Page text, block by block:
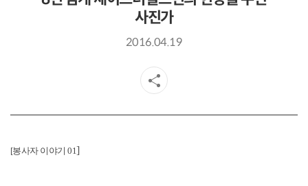
사진가
2016.04.19
[봉사자 이야기 01]